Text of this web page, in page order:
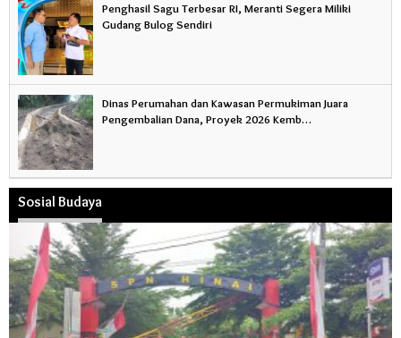
Penghasil Sagu Terbesar RI, Meranti Segera Miliki
Gudang Bulog Sendiri
Dinas Perumahan dan Kawasan Permukiman Juara
Pengembalian Dana, Proyek 2026 Kemb…
Sosial Budaya